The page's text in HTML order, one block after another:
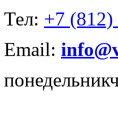
Тел: +7
Email:
понедельник